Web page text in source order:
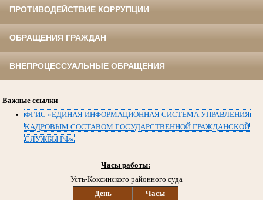
ПРОТИВОДЕЙСТВИЕ КОРРУПЦИИ
ОБРАЩЕНИЯ ГРАЖДАН
ВНЕПРОЦЕССУАЛЬНЫЕ ОБРАЩЕНИЯ
Важные ссылки
ФГИС «ЕДИНАЯ ИНФОРМАЦИОННАЯ СИСТЕМА УПРАВЛЕНИЯ
КАДРОВЫМ СОСТАВОМ ГОСУДАРСТВЕННОЙ ГРАЖДАНСКОЙ
СЛУЖБЫ РФ»
Часы работы:
Усть-Коксинского районного суда
День
Часы